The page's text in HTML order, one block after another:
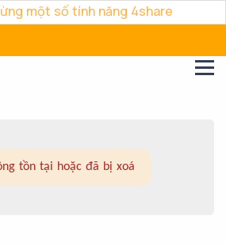
một số tính năng 4share
tồn tại hoặc đã bị xoá